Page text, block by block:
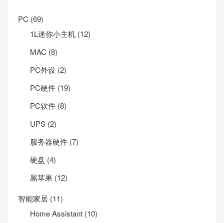
PC (69)
1L迷你小主机 (12)
MAC (8)
PC外设 (2)
PC硬件 (19)
PC软件 (8)
UPS (2)
服务器硬件 (7)
硬盘 (4)
黑苹果 (12)
智能家居 (11)
Home Assistant (10)